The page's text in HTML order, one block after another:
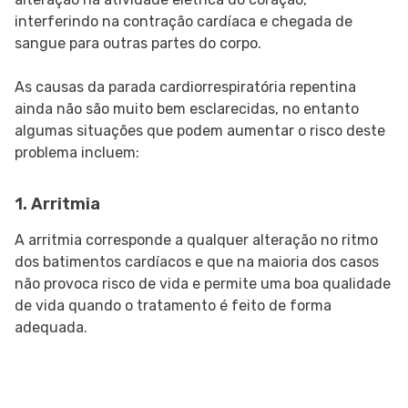
interferindo na contração cardíaca e chegada de
sangue para outras partes do corpo.
As causas da parada cardiorrespiratória repentina
ainda não são muito bem esclarecidas, no entanto
algumas situações que podem aumentar o risco deste
problema incluem:
1. Arritmia
A arritmia corresponde a qualquer alteração no ritmo
dos batimentos cardíacos e que na maioria dos casos
não provoca risco de vida e permite uma boa qualidade
de vida quando o tratamento é feito de forma
adequada.